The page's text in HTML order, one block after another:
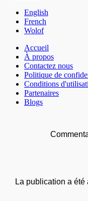
English
French
Wolof
Accueil
À propos
Contactez nous
Politique de
Conditions
Partenaires
Blogs
La publication a été